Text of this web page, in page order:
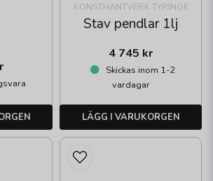
KONSTHANTVERK TYRINGE
Stav pendlar 1lj
4 745 kr
Skickas inom 1-2
vardagar
LÄGG I VARUKORGEN